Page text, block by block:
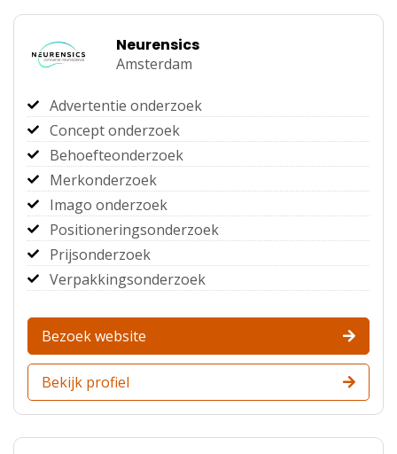
Neurensics
Amsterdam
Advertentie onderzoek
Concept onderzoek
Behoefteonderzoek
Merkonderzoek
Imago onderzoek
Positioneringsonderzoek
Prijsonderzoek
Verpakkingsonderzoek
Bezoek website
Bekijk profiel